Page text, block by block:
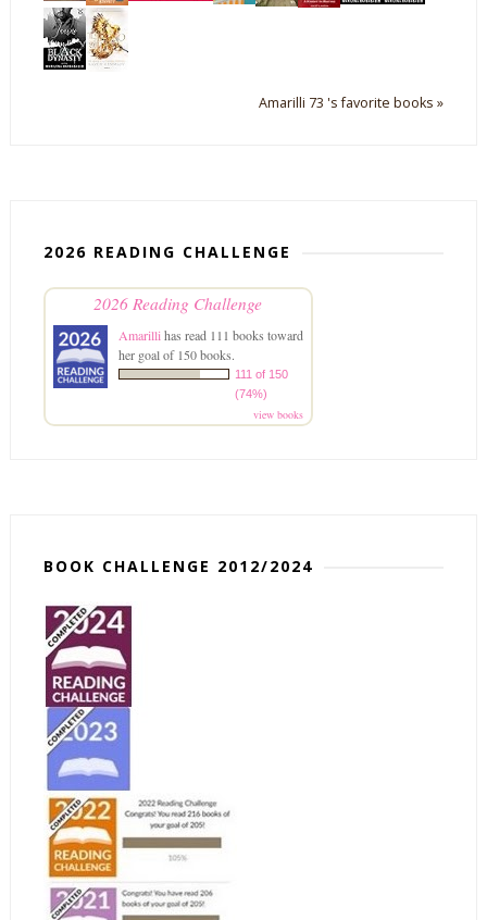
Amarilli 73 's favorite books »
2026 READING CHALLENGE
2026 Reading Challenge
Amarilli has read 111 books toward
her goal of 150 books.
111 of 150
(74%)
view books
BOOK CHALLENGE 2012/2024